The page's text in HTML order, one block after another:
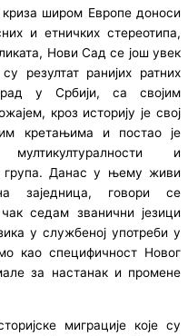
широм Европе доноси
и етничких стереотипа,
Нови Сад се још увек
резултат ранијих ратних
у Србији, са својим
кроз историју је свој
кретањима и постао је
и
група. Данас у њему живи
заједница, говори се
седам званични језици
у службеној употреби у
као специфичност Новог
за настанак и промене
миграције које су